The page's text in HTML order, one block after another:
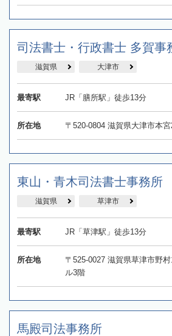
司法書士・行政書士 多賀事
滋賀県 大津市
最寄駅 JR「膳所駅」徒歩13分
所在地 〒520-0804 滋賀県大津市本
東山・青木司法書士事務所
滋賀県 草津市
最寄駅 JR「草津駅」徒歩13分
所在地
〒525-0027 滋賀県草津市野
ル3階
馬殿司法事務所